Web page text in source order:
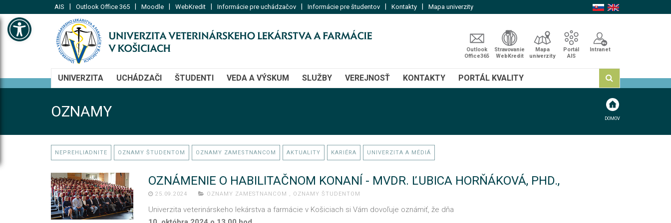
Open toolbar
AIS Outlook Office 365 Moodle WebKredit Informácie pre uchádzačov Informácie pre študentov Kontakty Mapa univerzity
Outlook
Office365
Stravovanie
WebKredit
Mapa
univerzity
Portál
AIS
Intranet
UNIVERZITA UCHÁDZAČI ŠTUDENTI VEDA A VÝSKUM SLUŽBY VEREJNOSŤ KONTAKTY PORTÁL KVALITY
OZNAMY DOMOV
NEPREHLIADNITE OZNAMY ŠTUDENTOM OZNAMY ZAMESTNANCOM AKTUALITY KARIÉRA UNIVERZITA A MÉDIÁ
OZNÁMENIE O HABILITAČNOM KONANÍ - MVDR. ĽUBICA HORŇÁKOVÁ, PHD.,
25.09.2024 OZNAMY ZAMESTNANCOM , OZNAMY ŠTUDENTOM
Univerzita veterinárskeho lekárstva a farmácie v Košiciach si Vám dovoľuje oznámiť, že dňa